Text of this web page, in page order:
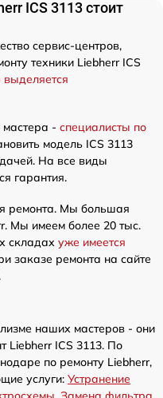
ICS 3113 стоит
сервис-центров,
техники Liebherr ICS
- специалисты по
модель ICS 3113
На все виды
гарантия.
ремонта. Мы большая
Мы имеем более 20 тыс.
складах уже имеется
заказе ремонта на сайте
наших мастеров - они
Liebherr ICS 3113. По
по ремонту Liebherr,
услуги: Устранение